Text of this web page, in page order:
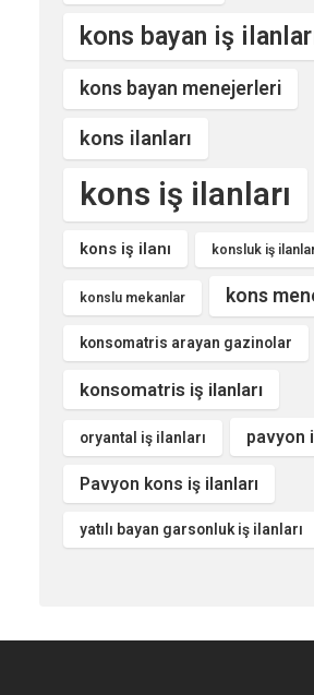
kons bayan iş
kons bayan menejerleri
kons ilanları
kons iş ilanları
kons iş ilanı konsluk iş
konslu mekanlar kons
konsomatris arayan gazinolar
konsomatris iş ilanları
oryantal iş ilanları pavyon
Pavyon kons iş ilanları
yatılı bayan garsonluk iş ilanları